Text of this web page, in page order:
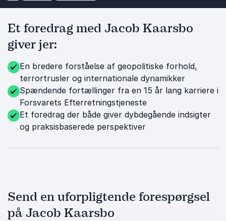
Et foredrag med Jacob Kaarsbo
giver jer:
En bredere forståelse af geopolitiske forhold,
terrortrusler og internationale dynamikker
Spændende fortællinger fra en 15 år lang karriere i
Forsvarets Efterretningstjeneste
Et foredrag der både giver dybdegående indsigter
og praksisbaserede perspektiver
Send en uforpligtende forespørgsel
på Jacob Kaarsbo